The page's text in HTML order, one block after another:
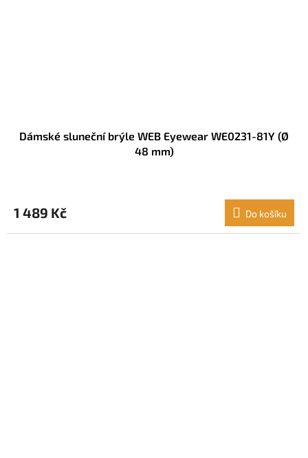
Dámské sluneční brýle WEB Eyewear WE0231-81Y (Ø
48 mm)
1 489 Kč Do košíku